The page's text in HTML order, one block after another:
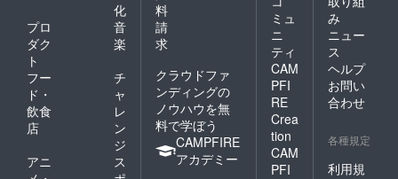
化
プロ
ダク
ト
音
楽
フー
ド・
飲食
店
チ
ャ
レ
ン
ジ
アニ
ス
料
請
求
クラウドファ
ンディングの
ノウハウを無
料で学ぼう
CAMPFIRE
アカデミー
ミュ
ニ
ティ
CAM
PFI
RE
Crea
tion
CAM
PFI
み
ニュー
ス
ヘルプ
お問い
合わせ
各種規定
利用規